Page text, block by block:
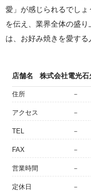
愛」が感じられるでし
を伝え、業界全体の盛
は、お好み焼きを愛する
店舗名 株式会社電光石
住所 －
アクセス －
TEL －
FAX －
営業時間 －
定休日 －